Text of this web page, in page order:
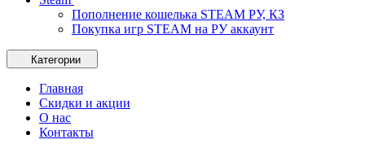
Пополнение кошелька STEAM РУ, КЗ
Покупка игр STEAM на РУ аккаунт
Категории
Главная
Скидки и акции
О нас
Контакты